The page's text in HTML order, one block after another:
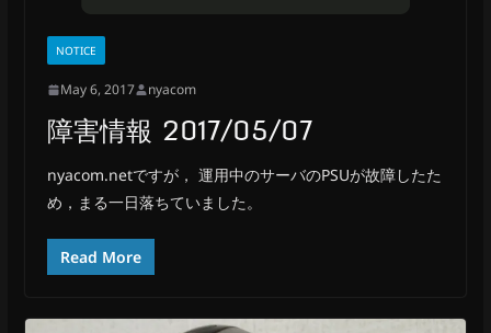
NOTICE
May 6, 2017 nyacom
障害情報 2017/05/07
nyacom.netですが， 運用中のサーバのPSUが故障したた
め，まる一日落ちていました。
Read More